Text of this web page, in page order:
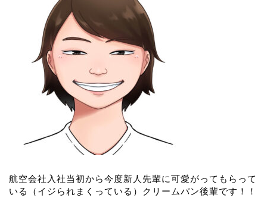
航空会社入社当初から今度新人先輩に可愛がってもらって
いる（イジられまくっている）クリームパン後輩です！！